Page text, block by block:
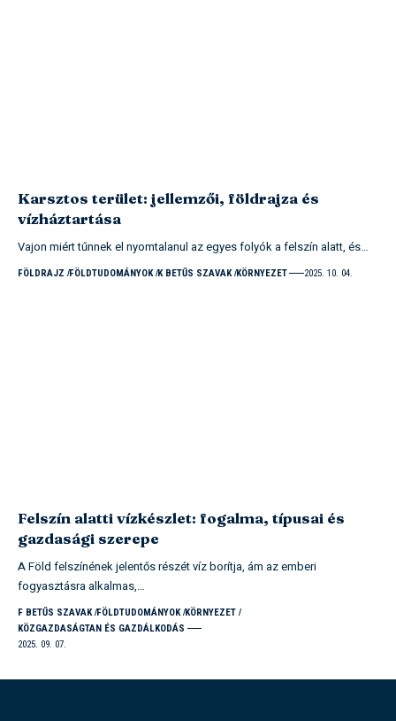
Karsztos terület: jellemzői, földrajza és
vízháztartása
Vajon miért tűnnek el nyomtalanul az egyes folyók a felszín alatt, és…
FÖLDRAJZ FÖLDTUDOMÁNYOK K BETŰS SZAVAK KÖRNYEZET 2025. 10. 04.
Felszín alatti vízkészlet: fogalma, típusai és
gazdasági szerepe
A Föld felszínének jelentős részét víz borítja, ám az emberi
fogyasztásra alkalmas,…
F BETŰS SZAVAK FÖLDTUDOMÁNYOK KÖRNYEZET
KÖZGAZDASÁGTAN ÉS GAZDÁLKODÁS
2025. 09. 07.